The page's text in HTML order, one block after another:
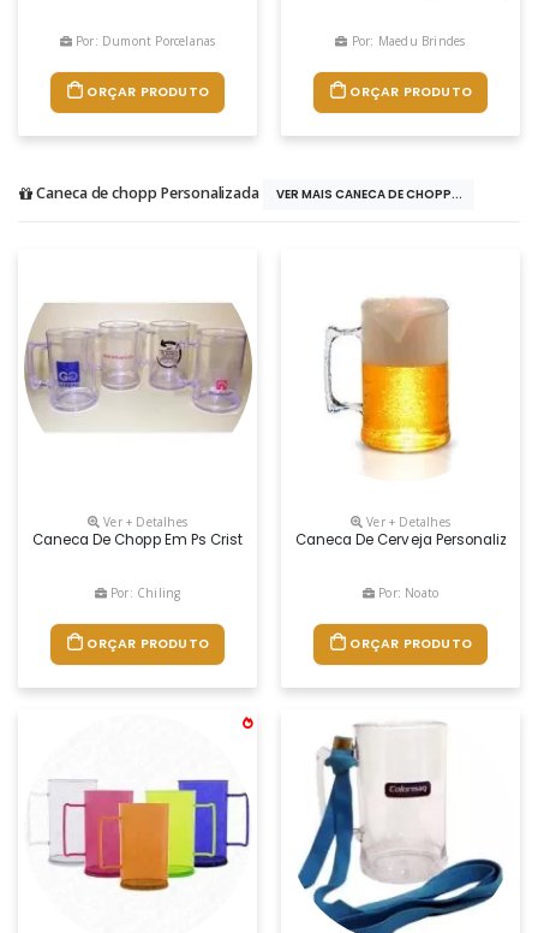
Por: Dumont Porcelanas
ORÇAR PRODUTO
Por: Maedu Brindes
ORÇAR PRODUTO
Caneca de chopp Personalizada VER MAIS CANECA DE CHOPP...
Ver + Detalhes
Caneca De Chopp Em Ps Cristal ReforÇado, Personalizado
Por: Chiling
ORÇAR PRODUTO
Ver + Detalhes
Caneca De Cerveja
Por: Noato
ORÇAR PRODUTO